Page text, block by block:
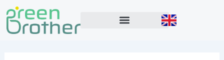
Skip
to
content
Post
navigation